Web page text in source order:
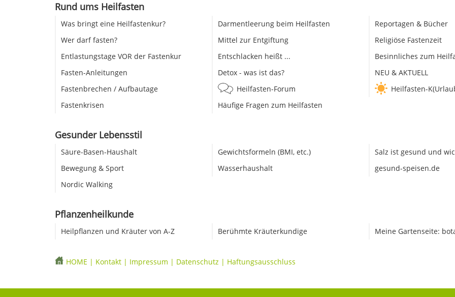
Rund ums Heilfasten
Was bringt eine Heilfastenkur?
Wer darf fasten?
Entlastungstage VOR der Fastenkur
Fasten-Anleitungen
Fastenbrechen / Aufbautage
Fastenkrisen
Darmentleerung beim Heilfasten
Mittel zur Entgiftung
Entschlacken heißt ...
Detox - was ist das?
Heilfasten-Forum
Häufige Fragen zum Heilfasten
Reportagen & Bücher
Religiöse Fastenzeit
Besinnliches zum
NEU & AKTUELL
Heilfasten-
Gesunder Lebensstil
Säure-Basen-Haushalt
Bewegung & Sport
Nordic Walking
Gewichtsformeln (BMI, etc.)
Wasserhaushalt
Salz ist gesund und
gesund-speisen.de
Pflanzenheilkunde
Heilpflanzen und Kräuter von A-Z Berühmte Kräuterkundige Meine Gartenseite:
HOME | Kontakt| Impressum | Datenschutz | Haftungsausschluss